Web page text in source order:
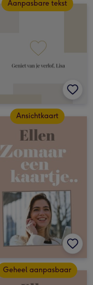
Aanpasbare tekst
Ansichtkaart
Geheel aanpasbaar